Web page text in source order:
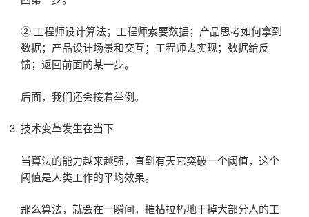
② 工程师设计算法；工程师索要数据；产品思考如何拿到
数据；产品设计场景和交互；工程师去实现；数据给反
馈；返回前面的某一步。
后面，我们还会接着举例。
技术变革发生在当下
当算法的能力越来越强，直到有天它突破一个阈值，这个
阈值是人类工作的平均效果。
那么算法，就会在一瞬间，摧枯拉朽地干掉大部分人的工